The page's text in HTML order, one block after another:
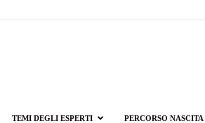
TEMI DEGLI ESPERTI PERCORSO NASCITA